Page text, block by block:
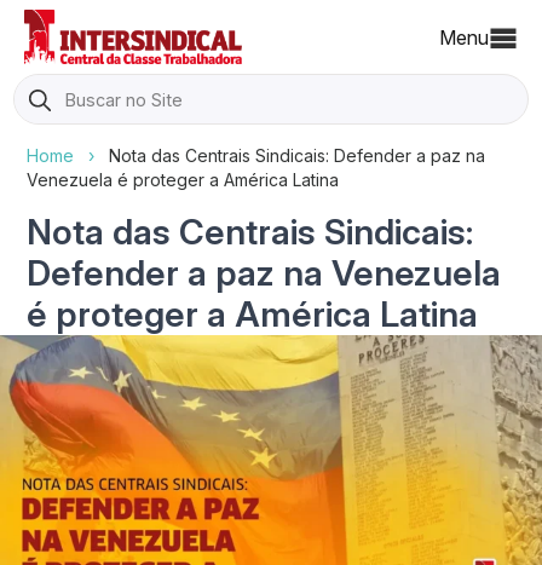
Menu
Search
for:
Home ›
Nota das Centrais Sindicais: Defender a paz na
Venezuela é proteger a América Latina
Nota das Centrais Sindicais:
Defender a paz na Venezuela
é proteger a América Latina